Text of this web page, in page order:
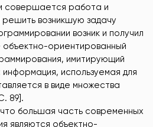
совершается работа и
возникшую задачу
возник и получил
ориентированный
имитирующий
используемая для
в виде множества
89].
большая часть современных
являются объектно-